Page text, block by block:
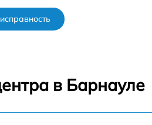
в Барнауле